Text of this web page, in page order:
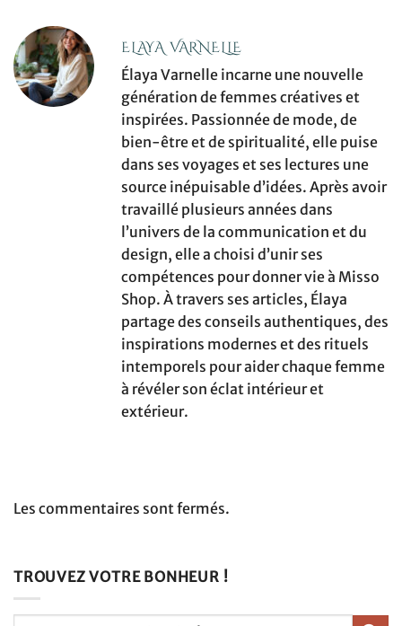
ELAYA VARNELLE
Élaya Varnelle incarne une nouvelle
génération de femmes créatives et
inspirées. Passionnée de mode, de
bien-être et de spiritualité, elle puise
dans ses voyages et ses lectures une
source inépuisable d’idées. Après avoir
travaillé plusieurs années dans
l’univers de la communication et du
design, elle a choisi d’unir ses
compétences pour donner vie à Misso
Shop. À travers ses articles, Élaya
partage des conseils authentiques, des
inspirations modernes et des rituels
intemporels pour aider chaque femme
à révéler son éclat intérieur et
extérieur.
Les commentaires sont fermés.
TROUVEZ VOTRE BONHEUR !